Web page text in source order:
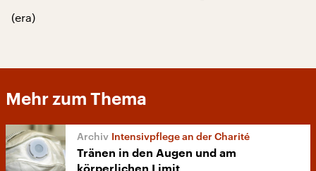
(era)
Mehr zum Thema
Intensivpflege an der Charité
Tränen in den Augen und am